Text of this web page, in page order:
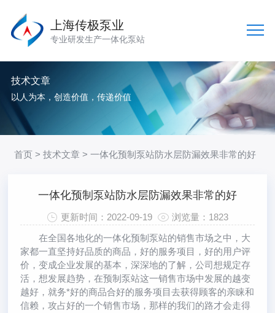
上海传极泵业
专业研发生产一体化泵站
技术文章
以人为本，创造价值，传递价值
首页 >技术文章 > 一体化预制泵站防水层防漏效果非常的好
一体化预制泵站防水层防漏效果非常的好
更新时间：2022-09-19
浏览量：1823
在全国各地化的一体化预制泵站的销售市场之中，大
家都一直坚持好品质的商品，好的服务项目，好的用户评
价，变成企业发展的基本，深深地的了解，公司想规定存
活，想发展趋势，在预制泵站这一销售市场中发展的越变
越好，就务*好的商品合好的服务项目去获得顾客的亲睐和
信赖，攻占好的一个销售市场，那样的我们的路才会走得